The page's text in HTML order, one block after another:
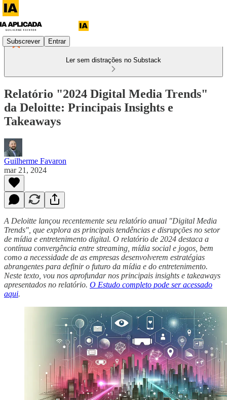
Subscrever Entrar
Ler sem distrações no Substack
Relatório "2024 Digital Media Trends"
da Deloitte: Principais Insights e
Takeaways
Guilherme Favaron
mar 21, 2024
A Deloitte lançou recentemente seu relatório anual "Digital Media
Trends", que explora as principais tendências e disrupções no setor
de mídia e entretenimento digital. O relatório de 2024 destaca a
contínua convergência entre streaming, mídia social e jogos, bem
como a necessidade de as empresas desenvolverem estratégias
abrangentes para definir o futuro da mídia e do entretenimento.
Neste texto, vou nos aprofundar nos principais insights e takeaways
apresentados no relatório. O Estudo completo pode ser acessado
aqui.